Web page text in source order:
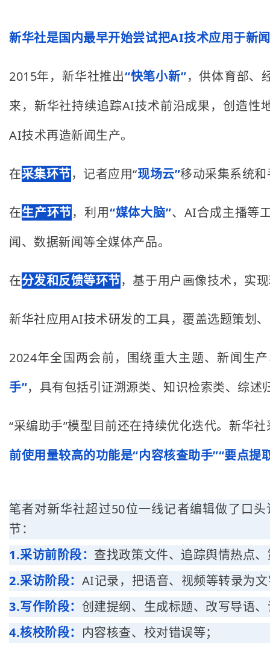
新华社是国内最早开始尝试把AI技术应用于新
2015年，新华社推出“快笔小新”，供体育部、
来，新华社持续追踪AI技术前沿成果，创造性
AI技术再造新闻生产。
在采集环节，记者应用“现场云”移动采集系统
在生产环节，利用“媒体大脑”、AI合成主播等
闻、数据新闻等全媒体产品。
在分发和反馈等环节，基于用户画像技术，实
新华社应用AI技术研发的工具，覆盖选题策划
2024年全国两会前，围绕重大主题、新闻生
手”，具有包括引证溯源类、知识检索类、综
“采编助手”模型目前还在持续优化迭代。新华
前使用量较高的功能是“内容核查助手”“要点
笔者对新华社超过50位一线记者编辑做了口
节：
1.采访前阶段： 查找政策文件、追踪舆情热点
2.采访阶段： AI记录，把语音、视频等转录为
3.写作阶段： 创建提纲、生成标题、改写导语
4.核校阶段： 内容核查、校对错误等；